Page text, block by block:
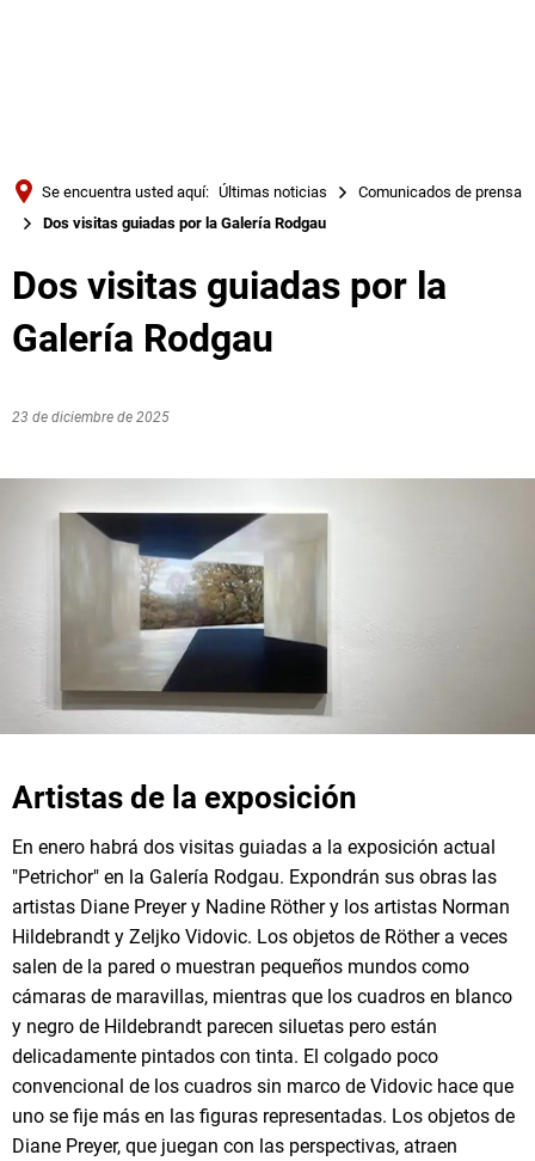
Русский
Deutsch
Se encuentra usted aquí: Últimas noticias
Comunicados de prensa
Dos visitas guiadas por la Galería Rodgau
Dos visitas guiadas por la
Galería Rodgau
23 de diciembre de 2025
Artistas de la exposición
En enero habrá dos visitas guiadas a la exposición actual
"Petrichor" en la Galería Rodgau. Expondrán sus obras las
artistas Diane Preyer y Nadine Röther y los artistas Norman
Hildebrandt y Zeljko Vidovic. Los objetos de Röther a veces
salen de la pared o muestran pequeños mundos como
cámaras de maravillas, mientras que los cuadros en blanco
y negro de Hildebrandt parecen siluetas pero están
delicadamente pintados con tinta. El colgado poco
convencional de los cuadros sin marco de Vidovic hace que
uno se fije más en las figuras representadas. Los objetos de
Diane Preyer, que juegan con las perspectivas, atraen